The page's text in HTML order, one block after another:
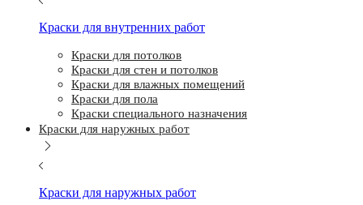
Краски для внутренних работ
Краски для потолков
Краски для стен и потолков
Краски для влажных помещений
Краски для пола
Краски специального назначения
Краски для наружных работ
Краски для наружных работ